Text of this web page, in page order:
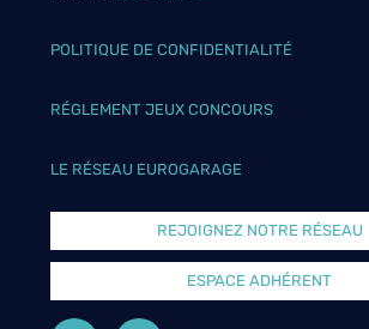
POLITIQUE DE CONFIDENTIALITÉ
RÉGLEMENT JEUX CONCOURS
LE RÉSEAU EUROGARAGE
REJOIGNEZ NOTRE RÉSEAU
ESPACE ADHÉRENT